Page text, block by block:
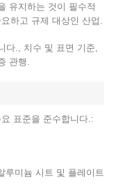
유지하는 것이 필수적
하고 규제 대상인 산업.
다., 치수 및 표면 기준,
관행.
표준을 준수합니다.:
루미늄 시트 및 플레이트